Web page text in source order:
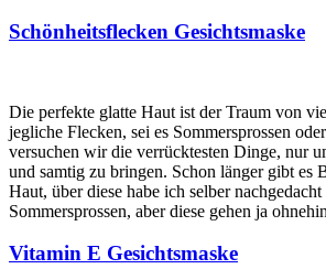
Schönheitsflecken Gesichtsmaske
Die perfekte glatte Haut ist der Traum von
jegliche Flecken, sei es Sommersprossen
versuchen wir die verrücktesten Dinge, nur
und samtig zu bringen. Schon länger gibt es
Haut, über diese habe ich selber
Sommersprossen, aber diese gehen ja
Vitamin E Gesichtsmaske